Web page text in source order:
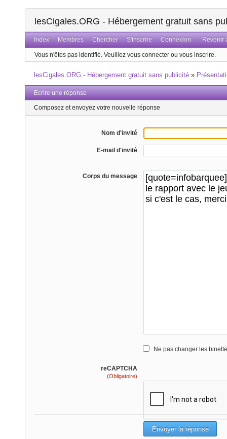
lesCigales.ORG - Hébergement gratuit sans
Index Membres Chercher S'inscrire Connexion Revenir
Vous n'êtes pas identifié. Veuillez vous connecter ou vous inscrire.
lesCigales.ORG - Hébergement gratuit sans publicité »
Ecrire une réponse
Composez et envoyez votre nouvelle réponse
Nom d'invité
E-mail d'invité
Corps du message
Ne pas changer les
reCAPTCHA
(Obligatoire)